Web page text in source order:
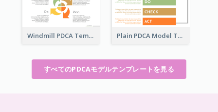
Windmill PDCA Template Plain PDCA Model Template
すべてのPDCAモデルテンプレートを見る